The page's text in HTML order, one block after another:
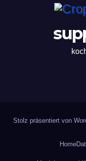
Stolz präsentiert von
Home